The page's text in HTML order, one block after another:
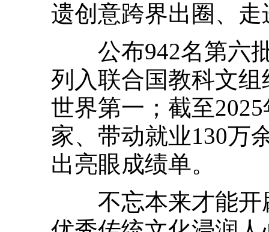
遗创意跨界出圈、
公布942名第六批
列入联合国教科文
世界第一；截至
家、带动就业130
出亮眼成绩单。
不忘本来才能开